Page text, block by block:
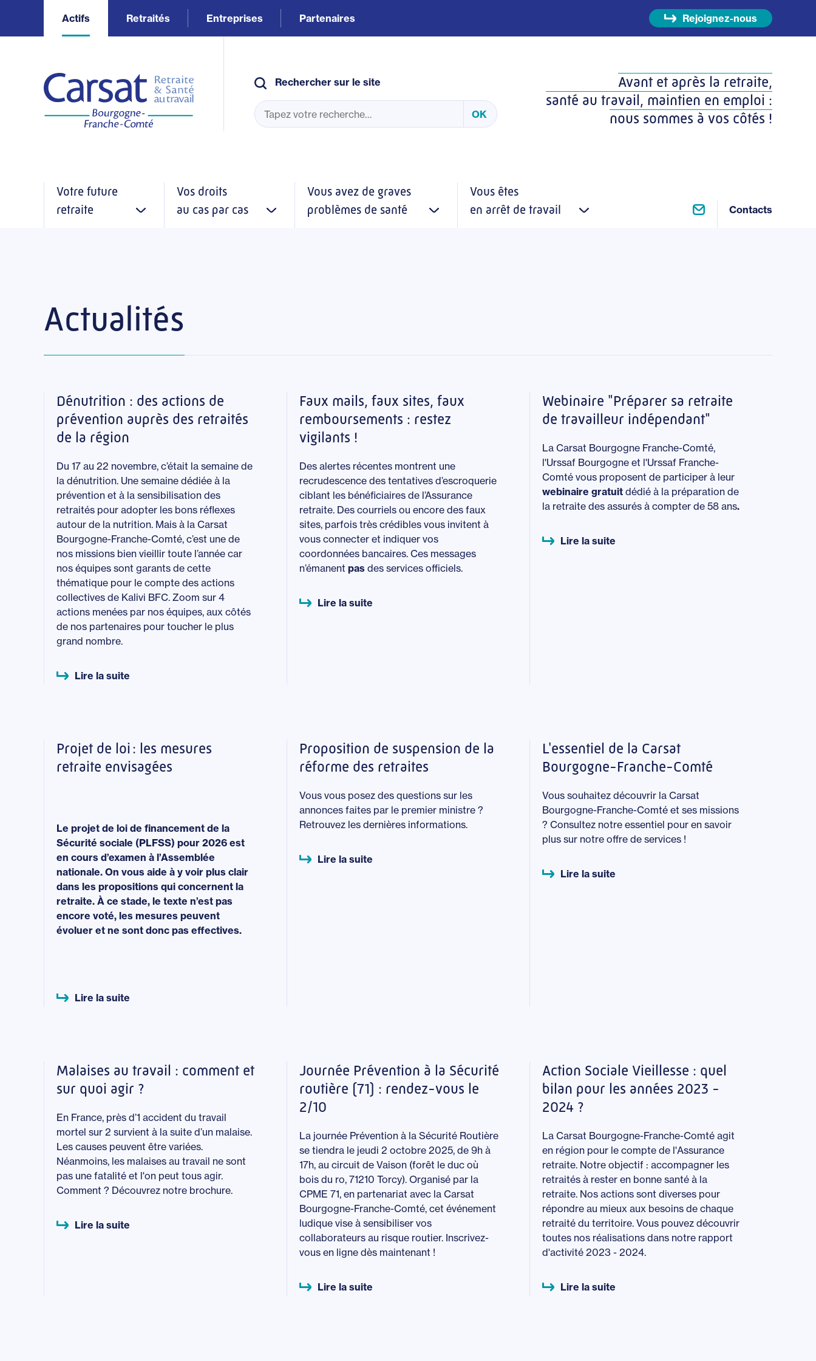
contenu
Actifs Retraités Entreprises Partenaires Rejoignez-nous
Rechercher sur le site
Avant et après la retraite,
santé au travail, maintien en emploi :
nous sommes à vos côtés !
Votre future
retraite
Vos droits
au cas par cas
Vous avez de graves
problèmes de santé
Vous êtes
en arrêt de travail
Contacts
Actualités
Dénutrition : des actions de
prévention auprès des retraités
de la région
Du 17 au 22 novembre, c’était la semaine de
la dénutrition. Une semaine dédiée à la
prévention et à la sensibilisation des
retraités pour adopter les bons réflexes
autour de la nutrition. Mais à la Carsat
Bourgogne-Franche-Comté, c’est une de
nos missions bien vieillir toute l’année car
nos équipes sont garants de cette
thématique pour le compte des actions
collectives de Kalivi BFC. Zoom sur 4
actions menées par nos équipes, aux côtés
de nos partenaires pour toucher le plus
grand nombre.
Lire la suite
Faux mails, faux sites, faux
remboursements : restez
vigilants !
Des alertes récentes montrent une
recrudescence des tentatives d’escroquerie
ciblant les bénéficiaires de l’Assurance
retraite. Des courriels ou encore des faux
sites, parfois très crédibles vous invitent à
vous connecter et indiquer vos
coordonnées bancaires. Ces messages
n’émanent pas des services officiels.
Lire la suite
Webinaire "Préparer sa retraite
de travailleur indépendant"
La Carsat Bourgogne Franche-Comté,
l'Urssaf Bourgogne et l'Urssaf Franche-
Comté vous proposent de participer à leur
webinaire gratuit dédié à la préparation de
la retraite des assurés à compter de 58 ans.
Lire la suite
Projet de loi : les mesures
retraite envisagées
Le projet de loi de financement de la
Sécurité sociale (PLFSS) pour 2026 est
en cours d’examen à l’Assemblée
nationale. On vous aide à y voir plus clair
dans les propositions qui concernent la
retraite. À ce stade, le texte n’est pas
encore voté, les mesures peuvent
évoluer et ne sont donc pas effectives.
Lire la suite
Proposition de suspension de la
réforme des retraites
Vous vous posez des questions sur les
annonces faites par le premier ministre ?
Retrouvez les dernières informations.
Lire la suite
L'essentiel de la Carsat
Bourgogne-Franche-Comté
Vous souhaitez découvrir la Carsat
Bourgogne-Franche-Comté et ses missions
? Consultez notre essentiel pour en savoir
plus sur notre offre de services !
Lire la suite
Malaises au travail : comment et
sur quoi agir ?
En France, près d’1 accident du travail
mortel sur 2 survient à la suite d’un malaise.
Les causes peuvent être variées.
Néanmoins, les malaises au travail ne sont
pas une fatalité et l'on peut tous agir.
Comment ? Découvrez notre brochure.
Lire la suite
Journée Prévention à la Sécurité
routière (71) : rendez-vous le
2/10
La journée Prévention à la Sécurité Routière
se tiendra le jeudi 2 octobre 2025, de 9h à
17h, au circuit de Vaison (forêt le duc où
bois du ro, 71210 Torcy). Organisé par la
CPME 71, en partenariat avec la Carsat
Bourgogne-Franche-Comté, cet événement
ludique vise à sensibiliser vos
collaborateurs au risque routier. Inscrivez-
vous en ligne dès maintenant !
Lire la suite
Action Sociale Vieillesse : quel
bilan pour les années 2023 -
2024 ?
La Carsat Bourgogne-Franche-Comté agit
en région pour le compte de l'Assurance
retraite. Notre objectif : accompagner les
retraités à rester en bonne santé à la
retraite. Nos actions sont diverses pour
répondre au mieux aux besoins de chaque
retraité du territoire. Vous pouvez découvrir
toutes nos réalisations dans notre rapport
d'activité 2023 - 2024.
Lire la suite